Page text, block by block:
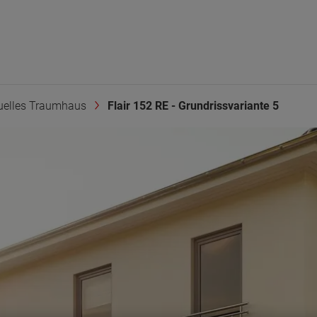
Traumhaus Flair 152 RE - Grundrissvariante 5